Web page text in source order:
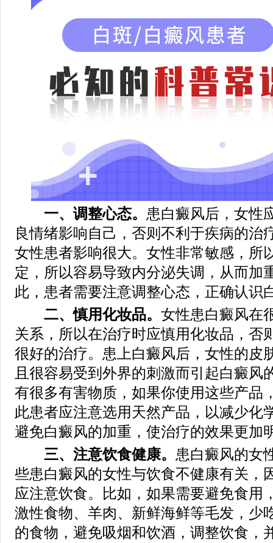
一、调整心态。 患白癜风后，女性
良情绪影响自己，否则不利于疾病的治
女性患者影响很大。女性非常敏感，所
定，所以容易导致内分泌失调，从而加
此，患者需要注意调整心态，正确认识
二、慎用化妆品。 女性患白癜风在
关系，所以在治疗时应慎用化妆品，否
很好的治疗。患上白癜风后，女性的皮
且很容易受到外界的刺激而引起白癜风
有很多有害物质，如果你使用这些产品
此患者应注意选用天然产品，以减少化
避免白癜风的加重，使治疗的效果更加
三、注意饮食健康。 患白癜风的女
些患白癜风的女性与饮食不健康有关，
应注意饮食。比如，如果需要避免食用
激性食物、羊肉、新鲜海鲜等毛发，少
的食物，避免吸烟和饮酒，调整饮食，